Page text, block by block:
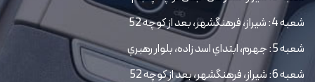
شعبه 4: شیراز، فرهنگشهر، بعد از کوچه 52
شعبه 5: جهرم، ابتداي اسد زاده، بلوار رهبري
شعبه 6: شیراز، فرهنگشهر، بعد از کوچه 52